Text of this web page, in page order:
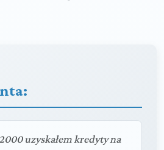
uzyskałem kredyty na